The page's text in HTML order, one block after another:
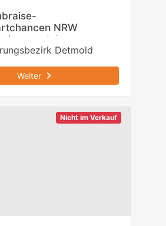
NRW
-
Detmold
Weiter
Nicht im Verkauf